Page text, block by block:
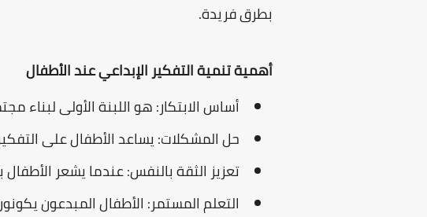
بطرق فريدة.
أهمية تنمية التفكير الإبداعي عند الأطفال
أساس الابتكار: هو اللبنة الأولى لبناء
حل المشكلات: يساعد الأطفال على
تعزيز الثقة بالنفس: عندما يشعر
التعلم المستمر: الأطفال المبدعون